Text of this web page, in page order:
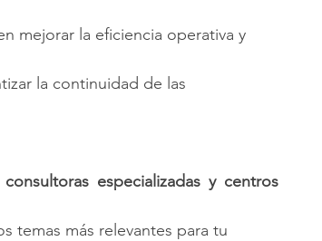
mejorar la eficiencia operativa y
la continuidad de las
consultoras especializadas y centros
temas más relevantes para tu